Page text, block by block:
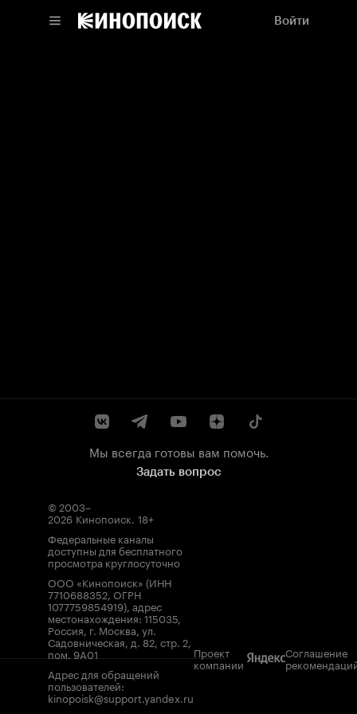
Войти
Мы всегда готовы вам помочь.
Задать вопрос
© 2003–
2026 Кинопоиск. 18+
Федеральные каналы
доступны для бесплатного
просмотра круглосуточно
ООО «Кинопоиск» (ИНН
7710688352, ОГРН
1077759854919), адрес
местонахождения: 115035,
Россия, г. Москва, ул.
Садовническая, д. 82, стр. 2,
пом. 9А01
Адрес для обращений
пользователей:
kinopoisk@support.yandex.ru
Проект
компании
Соглашение